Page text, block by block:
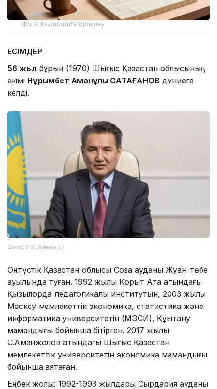
Фото: Kazinform/Midjourney
ЕСІМДЕР
56 жыл бұрын (1970) Шығыс Қазақстан облысының
әкімі Нұрымбет Аманұлы САҚТАҒАНОВ дүниеге
келді.
Фото: inbusiness.kz
Оңтүстік Қазақстан облысы Созақ ауданы Жуан-төбе
ауылында туған. 1992 жылы Қорқыт Ата атындағы
Қызылорда педагогикалық институтын, 2003 жылы
Мәскеу мемлекеттік экономика, статистика және
информатика университетін (МЭСИ), Құқықтану
мамандығы бойынша бітірген. 2017 жылы
С.Аманжолов атындағы Шығыс Қазақстан
мемлекеттік университетін экономика мамандығы
бойынша аяқтаған.
Еңбек жолы: 1992-1993 жылдары Сырдария ауданы